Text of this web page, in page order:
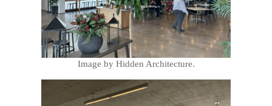
Image by Hidden Architecture.